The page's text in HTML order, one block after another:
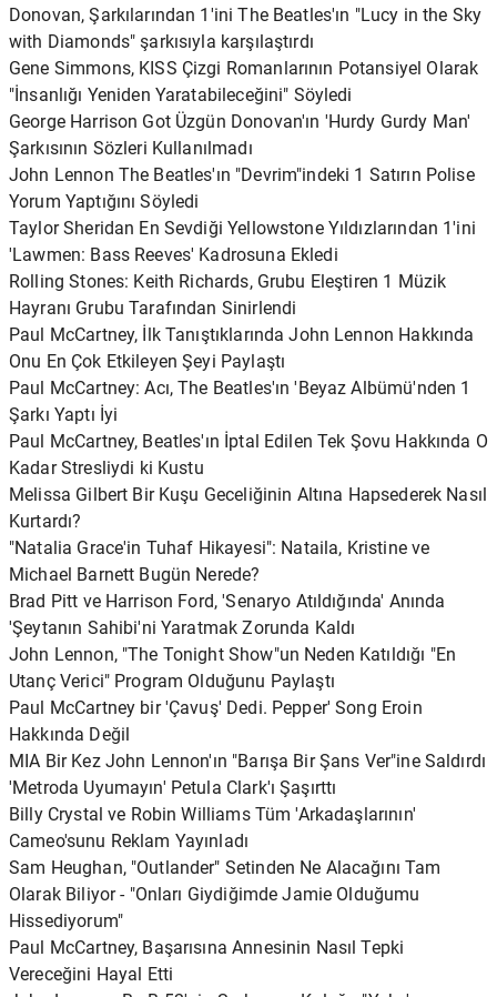
Donovan, Şarkılarından 1'ini The Beatles'ın "Lucy in the Sky
with Diamonds" şarkısıyla karşılaştırdı
Gene Simmons, KISS Çizgi Romanlarının Potansiyel Olarak
"İnsanlığı Yeniden Yaratabileceğini" Söyledi
George Harrison Got Üzgün ​​Donovan'ın 'Hurdy Gurdy Man'
Şarkısının Sözleri Kullanılmadı
John Lennon The Beatles'ın "Devrim"indeki 1 Satırın Polise
Yorum Yaptığını Söyledi
Taylor Sheridan En Sevdiği Yellowstone Yıldızlarından 1'ini
'Lawmen: Bass Reeves' Kadrosuna Ekledi
Rolling Stones: Keith Richards, Grubu Eleştiren 1 Müzik
Hayranı Grubu Tarafından Sinirlendi
Paul McCartney, İlk Tanıştıklarında John Lennon Hakkında
Onu En Çok Etkileyen Şeyi Paylaştı
Paul McCartney: Acı, The Beatles'ın 'Beyaz Albümü'nden 1
Şarkı Yaptı İyi
Paul McCartney, Beatles'ın İptal Edilen Tek Şovu Hakkında O
Kadar Stresliydi ki Kustu
Melissa Gilbert Bir Kuşu Geceliğinin Altına Hapsederek Nasıl
Kurtardı?
"Natalia Grace'in Tuhaf Hikayesi": Nataila, Kristine ve
Michael Barnett Bugün Nerede?
Brad Pitt ve Harrison Ford, 'Senaryo Atıldığında' Anında
'Şeytanın Sahibi'ni Yaratmak Zorunda Kaldı
John Lennon, "The Tonight Show"un Neden Katıldığı "En
Utanç Verici" Program Olduğunu Paylaştı
Paul McCartney bir 'Çavuş' Dedi. Pepper' Song Eroin
Hakkında Değil
MIA Bir Kez John Lennon'ın "Barışa Bir Şans Ver"ine Saldırdı
'Metroda Uyumayın' Petula Clark'ı Şaşırttı
Billy Crystal ve Robin Williams Tüm 'Arkadaşlarının'
Cameo'sunu Reklam Yayınladı
Sam Heughan, "Outlander" Setinden Ne Alacağını Tam
Olarak Biliyor - "Onları Giydiğimde Jamie Olduğumu
Hissediyorum"
Paul McCartney, Başarısına Annesinin Nasıl Tepki
Vereceğini Hayal Etti